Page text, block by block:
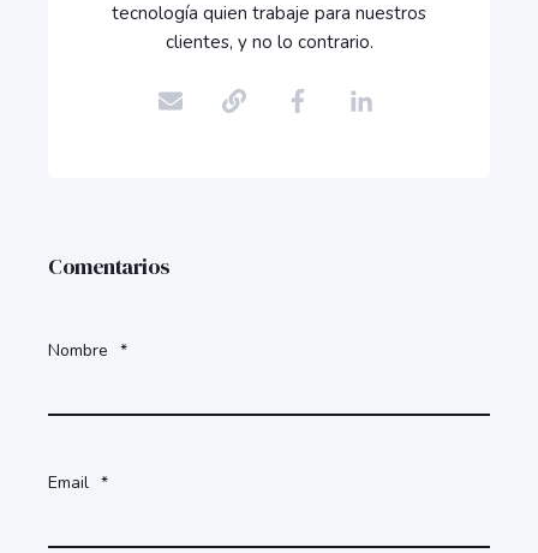
tecnología quien trabaje para nuestros
clientes, y no lo contrario.
Comentarios
Nombre *
Email *